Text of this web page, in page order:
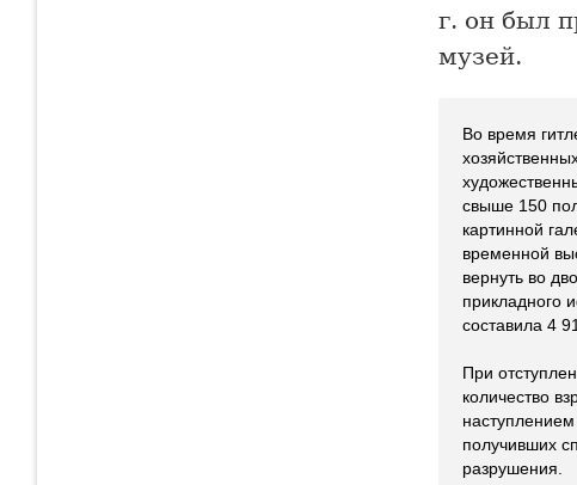
г. он был
музей.
Во время
свыше 150
картинной
временной
вернуть во
прикладного
составила 4
При
количество
получивших
разрушения.